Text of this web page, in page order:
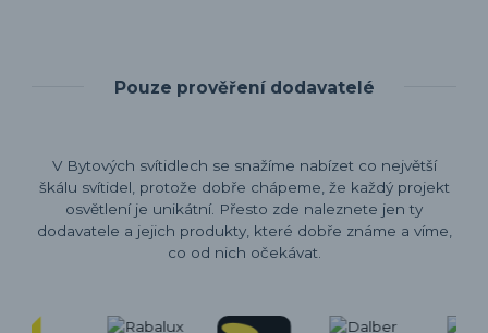
Pouze prověření dodavatelé
V Bytových svítidlech se snažíme nabízet co největší
škálu svítidel, protože dobře chápeme, že každý projekt
osvětlení je unikátní. Přesto zde naleznete jen ty
dodavatele a jejich produkty, které dobře známe a víme,
co od nich očekávat.